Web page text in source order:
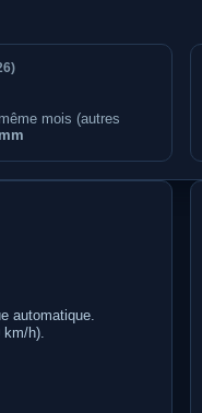
mois (autres
automatique.
km/h).